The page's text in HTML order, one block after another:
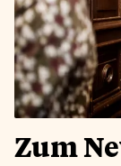
Zum